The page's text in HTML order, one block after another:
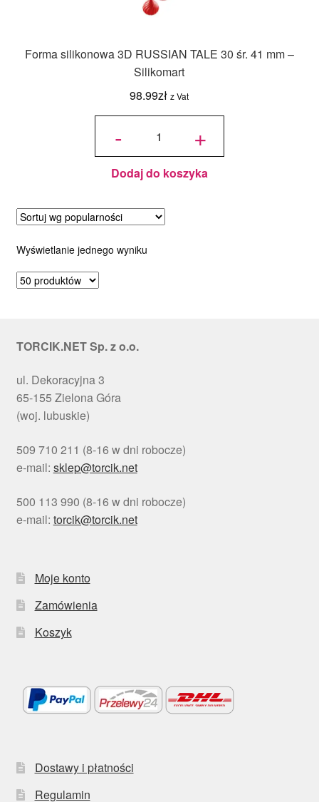
Forma silikonowa 3D RUSSIAN TALE 30 śr. 41 mm –
Silikomart
98.99zł z Vat
-
ilość
3D
RUSSIAN
TALE 30
śr. 41 mm
-
+
Dodaj do koszyka
Wyświetlanie jednego wyniku
TORCIK.NET Sp. z o.o.
ul. Dekoracyjna 3
65-155 Zielona Góra
(woj. lubuskie)
509 710 211 (8-16 w dni robocze)
e-mail: sklep@torcik.net
500 113 990 (8-16 w dni robocze)
e-mail: torcik@torcik.net
Moje konto
Zamówienia
Koszyk
Dostawy i płatności
Regulamin